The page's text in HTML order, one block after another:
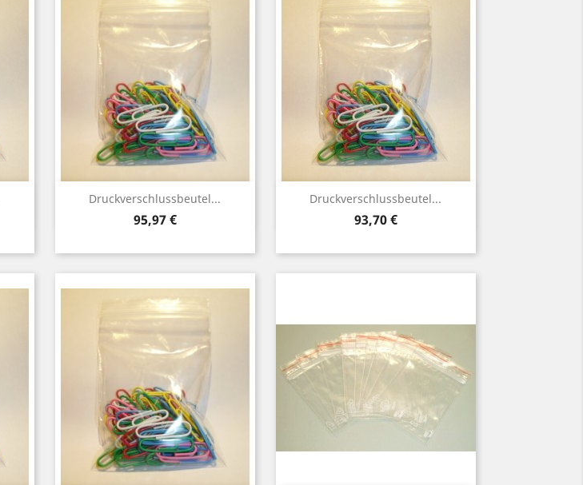
Druckverschlussbeutel...
Preis
95,97 €
Vorschau Druckverschlussbeutel...
Preis
93,70 €
Vorschau